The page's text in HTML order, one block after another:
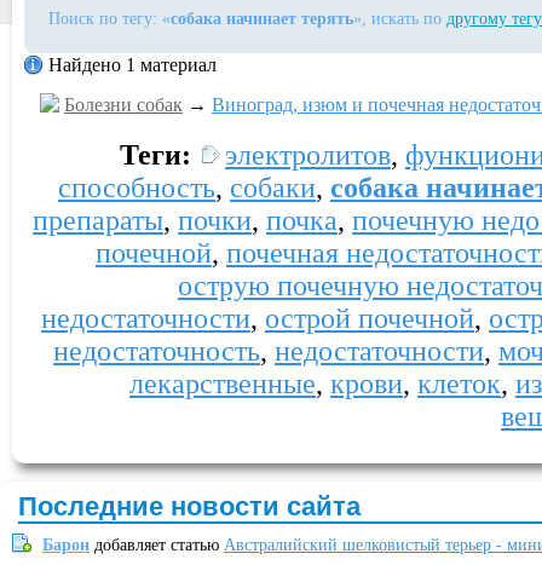
Поиск по тегу: «собака начинает терять», искать по другому тегу
Найдено 1 материал
Болезни собак → Виноград, изюм и почечная
Теги: электролитов,
способность, собаки, собака
препараты, почки, почка, почечную
почечной, почечная
острую почечную
недостаточности, острой почечной,
недостаточность, недостаточности,
лекарственные, крови, клеток,
Последние новости сайта
Барон добавляет статью Австралийский шелковистый терьер -